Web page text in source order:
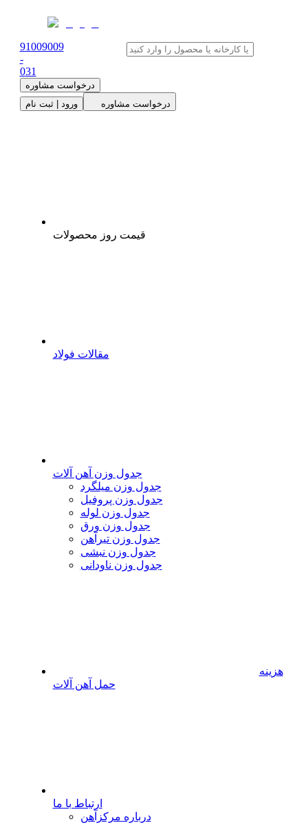
91009009
-
031
درخواست مشاوره
ورود | ثبت نام
درخواست مشاوره
قیمت روز محصولات
مقالات فولاد
جدول وزن آهن آلات
جدول وزن میلگرد
جدول وزن پروفیل
جدول وزن لوله
جدول وزن ورق
جدول وزن تیرآهن
جدول وزن نبشی
جدول وزن ناودانی
هزینه
حمل آهن آلات
ارتباط با ما
درباره مرکزآهن